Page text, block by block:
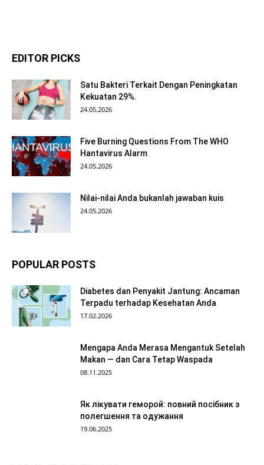
EDITOR PICKS
Satu Bakteri Terkait Dengan Peningkatan
Kekuatan 29%.
24.05.2026
Five Burning Questions From The WHO
Hantavirus Alarm
24.05.2026
Nilai-nilai Anda bukanlah jawaban kuis
24.05.2026
POPULAR POSTS
Diabetes dan Penyakit Jantung: Ancaman
Terpadu terhadap Kesehatan Anda
17.02.2026
Mengapa Anda Merasa Mengantuk Setelah
Makan — dan Cara Tetap Waspada
08.11.2025
Як лікувати геморой: повний посібник з
полегшення та одужання
19.06.2025